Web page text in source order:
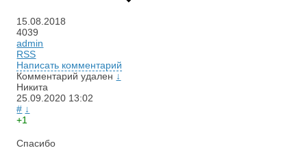
15.08.2018
4039
admin
RSS
Написать комментарий
Комментарий удален ↓
Никита
25.09.2020 13:02
# ↓
+1
Спасибо